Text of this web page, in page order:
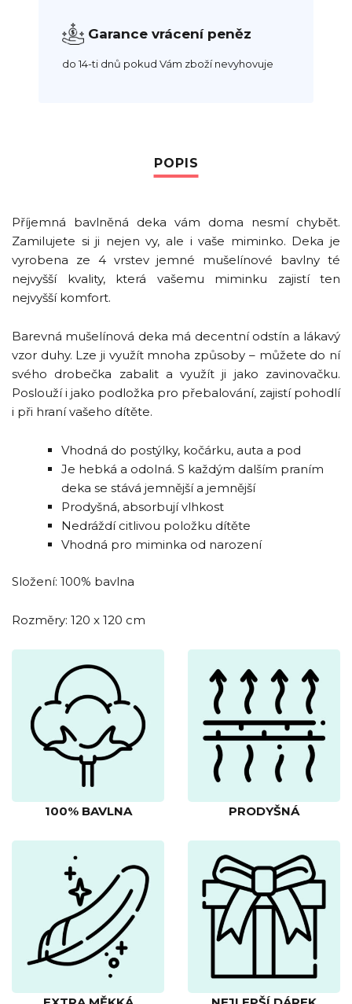
Garance vrácení peněz
do 14-ti dnů pokud Vám zboží nevyhovuje
Příjemná bavlněná deka vám doma nesmí chybět.
Zamilujete si ji nejen vy, ale i vaše miminko. Deka je
vyrobena ze 4 vrstev jemné mušelínové bavlny té
nejvyšší kvality, která vašemu miminku zajistí ten
nejvyšší komfort.
Barevná mušelínová deka má decentní odstín a lákavý
vzor duhy. Lze ji využít mnoha způsoby – můžete do ní
svého drobečka zabalit a využít ji jako zavinovačku.
Poslouží i jako podložka pro přebalování, zajistí pohodlí
i při hraní vašeho dítěte.
Vhodná do postýlky, kočárku, auta a pod
Je hebká a odolná. S každým dalším praním
deka se stává jemnější a jemnější
Prodyšná, absorbují vlhkost
Nedráždí citlivou položku dítěte
Vhodná pro miminka od narození
Složení: 100% bavlna
Rozměry: 120 x 120 cm
100% BAVLNA PRODYŠNÁ